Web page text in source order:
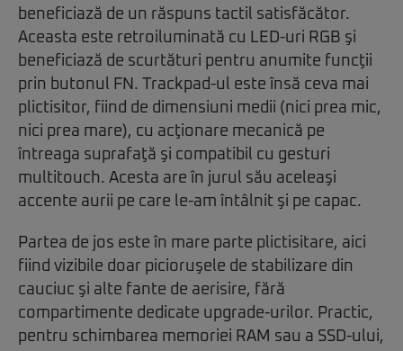
beneficiază de un răspuns tactil satisfăcător.
Aceasta este retroiluminată cu LED-uri RGB şi
beneficiază de scurtături pentru anumite funcţii
prin butonul FN. Trackpad-ul este însă ceva mai
plictisitor, fiind de dimensiuni medii (nici prea mic,
nici prea mare), cu acţionare mecanică pe
întreaga suprafaţă şi compatibil cu gesturi
multitouch. Acesta are în jurul său aceleaşi
accente aurii pe care le-am întâlnit şi pe capac.
Partea de jos este în mare parte plictisitare, aici
fiind vizibile doar picioruşele de stabilizare din
cauciuc şi alte fante de aerisire, fără
compartimente dedicate upgrade-urilor. Practic,
pentru schimbarea memoriei RAM sau a SSD-ului,